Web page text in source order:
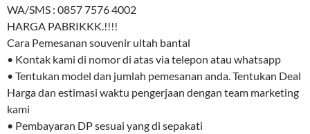
WA/SMS : 0857 7576 4002
HARGA PABRIKKK.!!!!
Cara Pemesanan souvenir ultah bantal
• Kontak kami di nomor di atas via telepon atau whatsapp
• Tentukan model dan jumlah pemesanan anda. Tentukan Deal
Harga dan estimasi waktu pengerjaan dengan team marketing
kami
• Pembayaran DP sesuai yang di sepakati